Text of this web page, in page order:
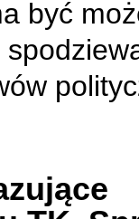
być